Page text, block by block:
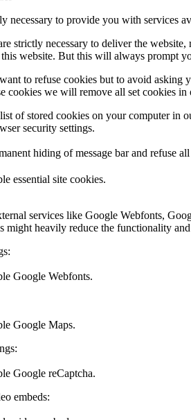
necessary to provide you with services
strictly necessary to deliver the
website. But this will always prompt
to refuse cookies but to avoid asking
cookies we will remove all set cookies in
of stored cookies on your computer in
security settings.
hiding of message bar and refuse
essential site cookies.
services like Google Webfonts,
might heavily reduce the functionality
Google Webfonts.
Google Maps.
Google reCaptcha.
embeds: